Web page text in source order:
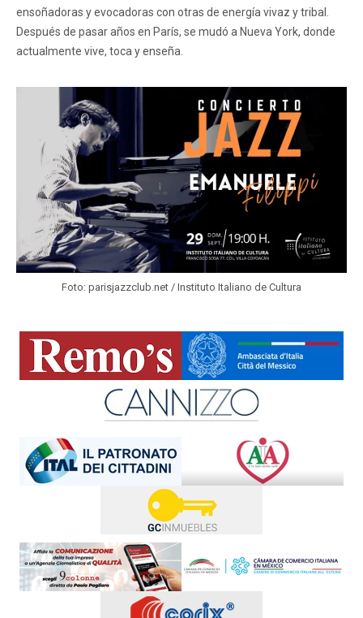
ensoñadoras y evocadoras con otras de energía vivaz y tribal.
Después de pasar años en París, se mudó a Nueva York, donde
actualmente vive, toca y enseña.
Foto: parisjazzclub.net / Instituto Italiano de Cultura